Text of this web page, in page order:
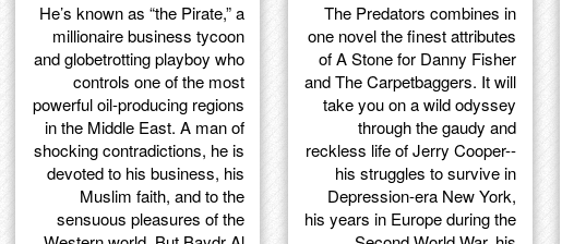
The Predators combines in
one novel the finest attributes
of A Stone for Danny Fisher
and The Carpetbaggers. It will
take you on a wild odyssey
through the gaudy and
reckless life of Jerry Cooper--
his struggles to survive in
Depression-era New York,
his years in Europe during the
He’s known as “the Pirate,” a
millionaire business tycoon
and globetrotting playboy who
controls one of the most
powerful oil-producing regions
in the Middle East. A man of
shocking contradictions, he is
devoted to his business, his
Muslim faith, and to the
sensuous pleasures of the